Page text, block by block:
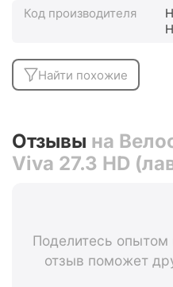
Код производителя
Найти похожие
Отзывы на
Viva 27.3 HD
Поделитесь
отзыв поможет